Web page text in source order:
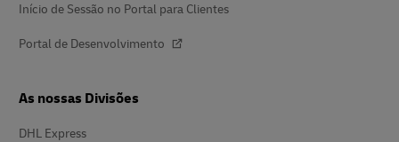
Início de Sessão no Portal para Clientes
Portal de Desenvolvimento
As nossas Divisões
DHL Express